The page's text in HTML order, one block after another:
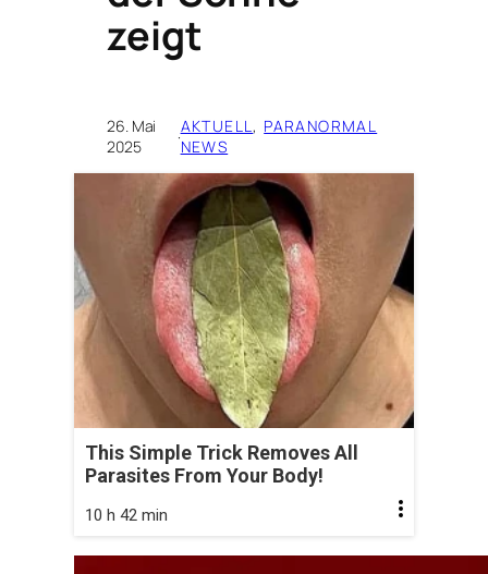
zeigt
26. Mai
2025
·AKTUELL, PARANORMAL
NEWS
This Simple Trick Removes All
Parasites From Your Body!
10 h 42 min